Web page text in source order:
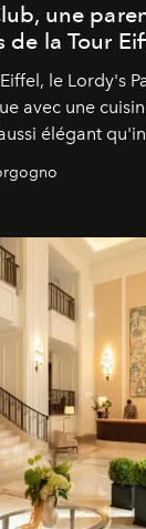
une
de la Tour
le Lordy's
avec une
élégant